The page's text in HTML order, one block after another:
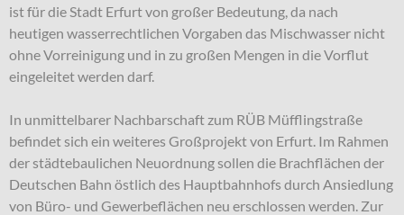
ist für die Stadt Erfurt von großer Bedeutung, da nach
heutigen wasserrechtlichen Vorgaben das Mischwasser nicht
ohne Vorreinigung und in zu großen Mengen in die Vorflut
eingeleitet werden darf.
In unmittelbarer Nachbarschaft zum RÜB Müfflingstraße
befindet sich ein weiteres Großprojekt von Erfurt. Im Rahmen
der städtebaulichen Neuordnung sollen die Brachflächen der
Deutschen Bahn östlich des Hauptbahnhofs durch Ansiedlung
von Büro- und Gewerbeflächen neu erschlossen werden. Zur